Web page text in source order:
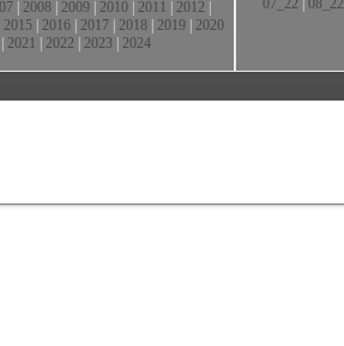
2008 2009 2010 2011 2012
2015 2016 2017 2018 2019 2020
2021 2022 2023| 2024
07_22
08_22